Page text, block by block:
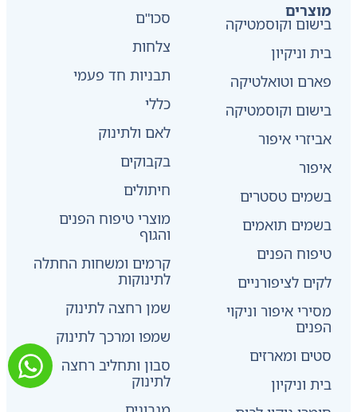
מוצרים
בישום וקוסמטיקה
בית וניקיון
פארם וטואלטיקה
בישום וקוסמטיקה
אביזרי איפור
איפור
בשמים טסטרים
בשמים תואמים
טיפוח הפנים
לקים לציפורניים
מסירי איפור וניקוי
הפנים
סטים ומארזים
בית וניקיון
סכו"ם
צלחות
תבניות חד פעמי
כללי
לאם ולתינוק
בקבוקים
חיתולים
מוצרי טיפוח הפנים
והגוף
קרמים ומשחות החתלה
לתינוקות
שמן רחצה לתינוק
שמפו ומרכך לתינוק
סבון ותחליב רחצה
לתינוק